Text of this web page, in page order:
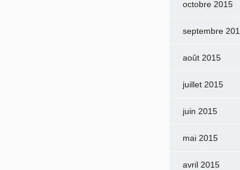
octobre 2015
septembre
août 2015
juillet 2015
juin 2015
mai 2015
avril 2015